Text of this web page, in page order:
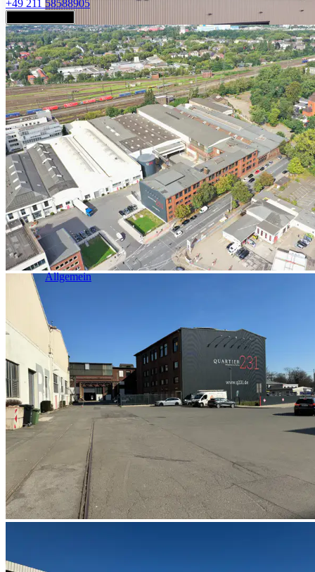
Industrie & Logistik
Allgemein
+49 211 58588905